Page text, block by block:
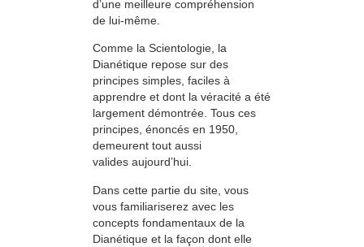
d’une meilleure compréhension
de lui-même.
Comme la Scientologie, la
Dianétique repose sur des
principes simples, faciles à
apprendre et dont la véracité a été
largement démontrée. Tous ces
principes, énoncés en 1950,
demeurent tout aussi
valides aujourd’hui.
Dans cette partie du site, vous
vous familiariserez avec les
concepts fondamentaux de la
Dianétique et la façon dont elle